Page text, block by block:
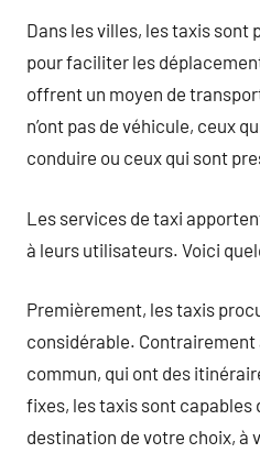
Dans les villes, les taxis
pour faciliter les
offrent un moyen de
n’ont pas de véhicule, ceux
conduire ou ceux qui sont
Les services de taxi
à leurs utilisateurs. Voici
Premièrement, les taxis
considérable. Contrairement
commun, qui ont des
fixes, les taxis sont capables
destination de votre choix, à